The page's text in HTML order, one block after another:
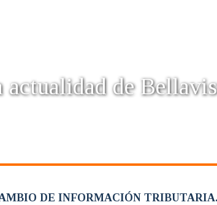
actualidad de
DE INFORMACIÓN TRIBUTARIA.